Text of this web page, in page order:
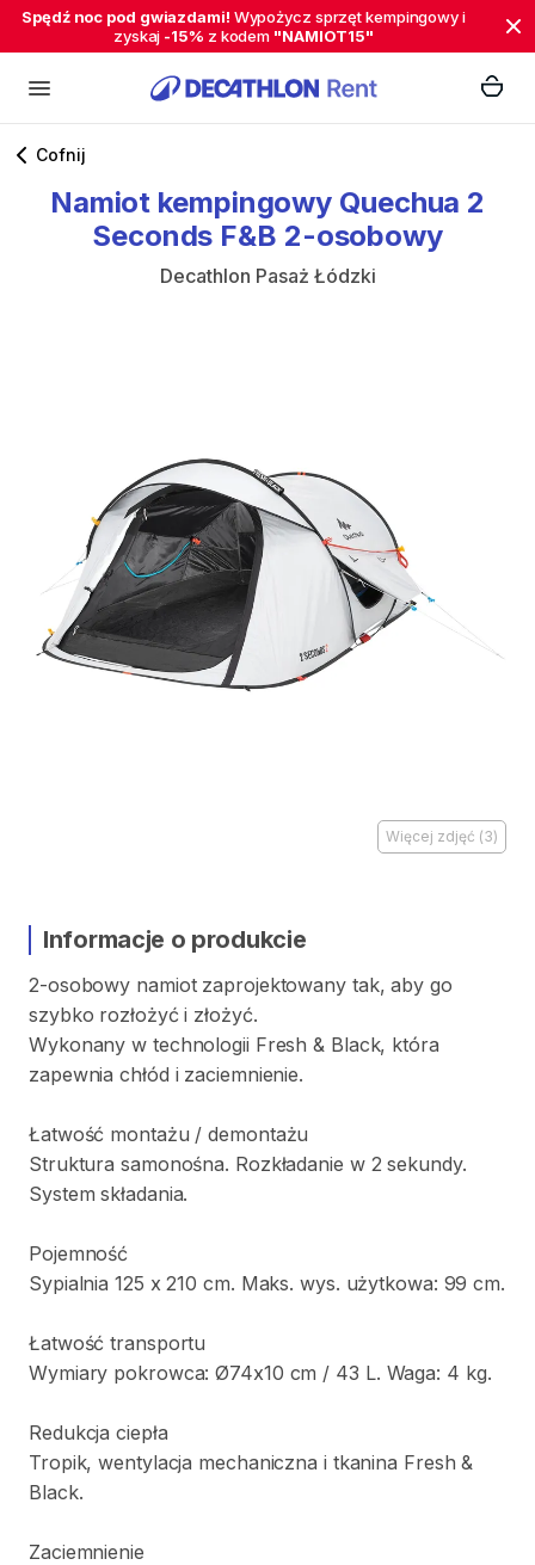
Spędź noc pod gwiazdami! Wypożycz sprzęt kempingowy i
zyskaj -15% z kodem "NAMIOT15"
Cofnij
Namiot kempingowy Quechua 2
Seconds F&B 2-osobowy
Decathlon Pasaż Łódzki
Więcej zdjęć (3)
Informacje o produkcie
2-osobowy namiot zaprojektowany tak​,​ aby go
szybko rozłożyć i złożyć.
Wykonany w technologii Fresh & Black​,​ która
zapewnia chłód i zaciemnienie.
Łatwość montażu ​/​ demontażu
Struktura samonośna. Rozkładanie w 2 sekundy.
System składania.
Pojemność
Sypialnia 125 x 210 cm. Maks. wys. użytkowa: 99 cm.
Łatwość transportu
Wymiary pokrowca: Ø74x10 cm ​/​ 43 L. Waga: 4 kg.
Redukcja ciepła
Tropik​,​ wentylacja mechaniczna i tkanina Fresh &
Black.
Zaciemnienie